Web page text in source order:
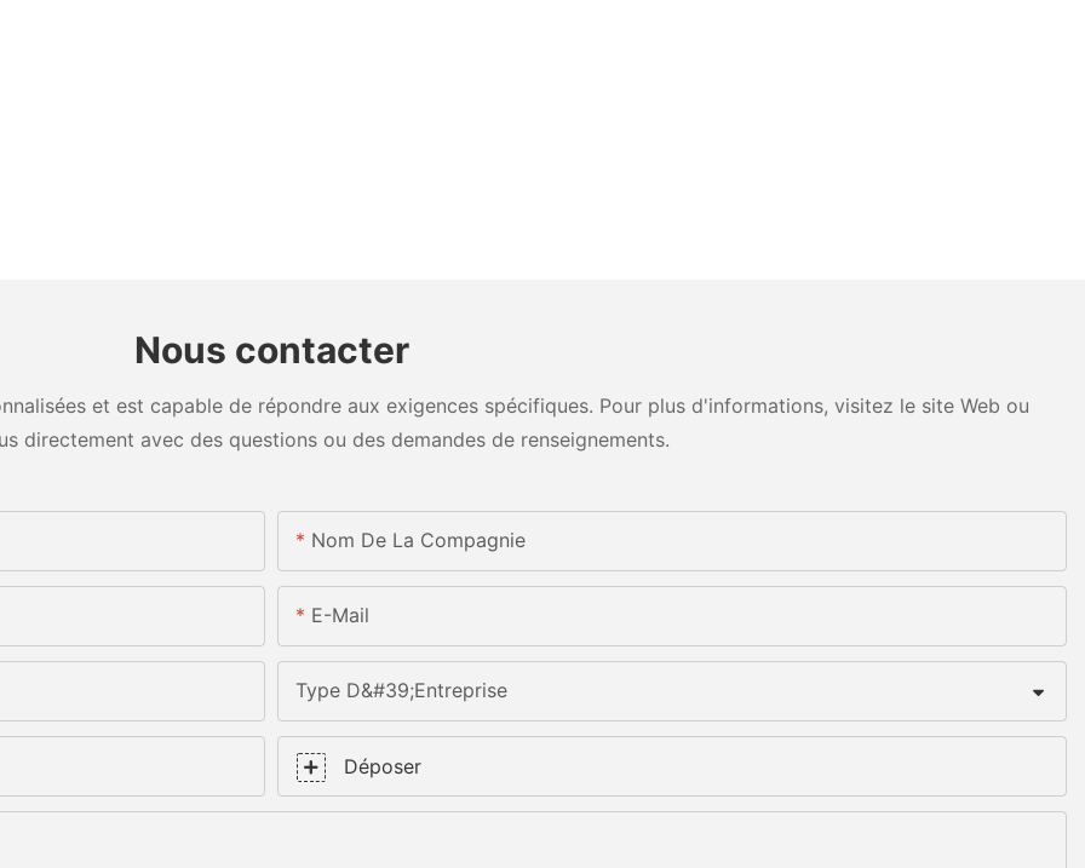
Nous contacter
et est capable de répondre aux exigences spécifiques. Pour plus d'informations, visitez le site Web ou
directement avec des questions ou des demandes de renseignements.
Nom De La Compagnie
E-Mail
Type D&#39;entreprise
Déposer